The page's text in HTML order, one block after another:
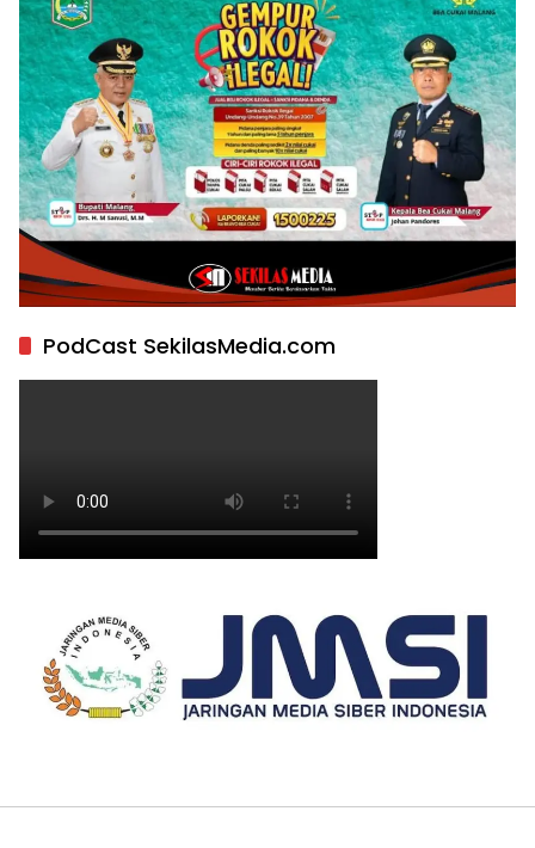
PodCast SekilasMedia.com